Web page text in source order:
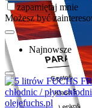
zapamiętaj mnie
Możesz być
Najnowsze